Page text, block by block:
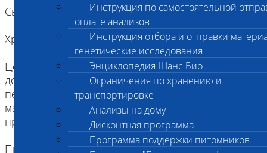
Инструкция по самостоятельной
оплате анализов
Инструкция отбора и отправки
генетические исследования
Энциклопедия Шанс Био
Ограничения по хранению и
транспортировке
Анализы на дому
Дисконтная программа
Программа поддержки питомников
Сыворотка крови - не менее 0,5 мл.
Хранение и транспортировка:
Цельную венозную кровь рекомендуется
доставить в лабораторный офис в течение
первых 6 часов с момента ее взятия, а
максимальный период ее хранения не должен
превышать 12 часов (при +2-+8 С)
Пробирку с цельной венозной кровью